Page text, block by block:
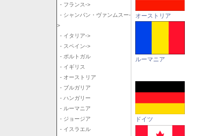
- フランス->
- シャンパン・ヴァンムスー-
>
- イタリア->
- スペイン->
- ポルトガル
- イギリス
- オーストリア
- ブルガリア
- ハンガリー
- ルーマニア
- ジョージア
- イスラエル
オーストリア
ルーマニア
ドイツ